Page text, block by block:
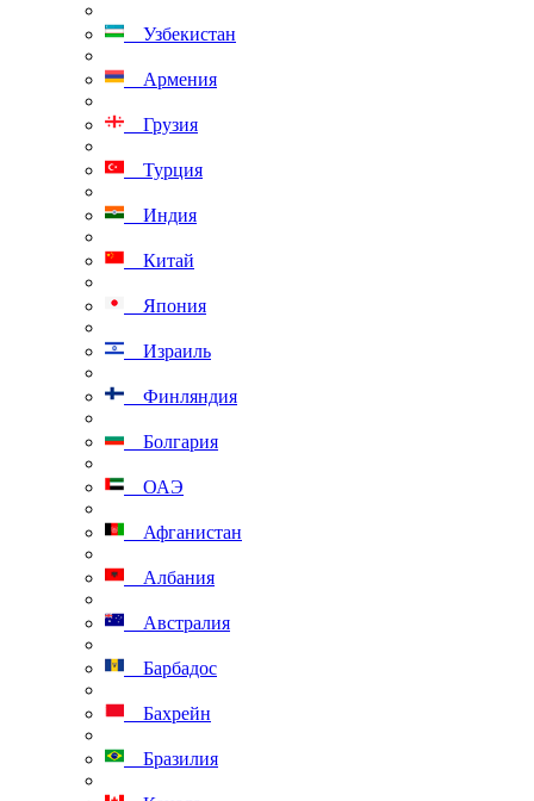
Узбекистан
Армения
Грузия
Турция
Индия
Китай
Япония
Израиль
Финляндия
Болгария
ОАЭ
Афганистан
Албания
Австралия
Барбадос
Бахрейн
Бразилия